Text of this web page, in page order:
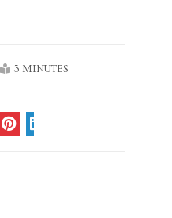
3 MINUTES